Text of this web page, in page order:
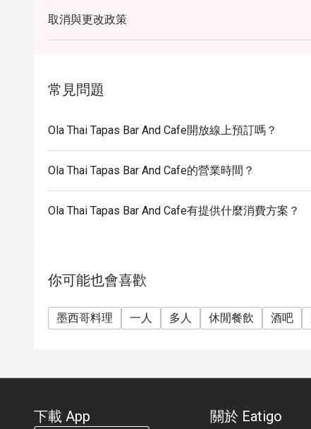
取消與更改政策
常見問題
Ola Thai Tapas Bar And Cafe開放線上預訂嗎？
Ola Thai Tapas Bar And Cafe的營業時間？
Ola Thai Tapas Bar And Cafe有提供什麼消費方案？
你可能也會喜歡
墨西哥料理 一人 多人 休閒餐飲 酒吧
下載 App 關於 Eatigo